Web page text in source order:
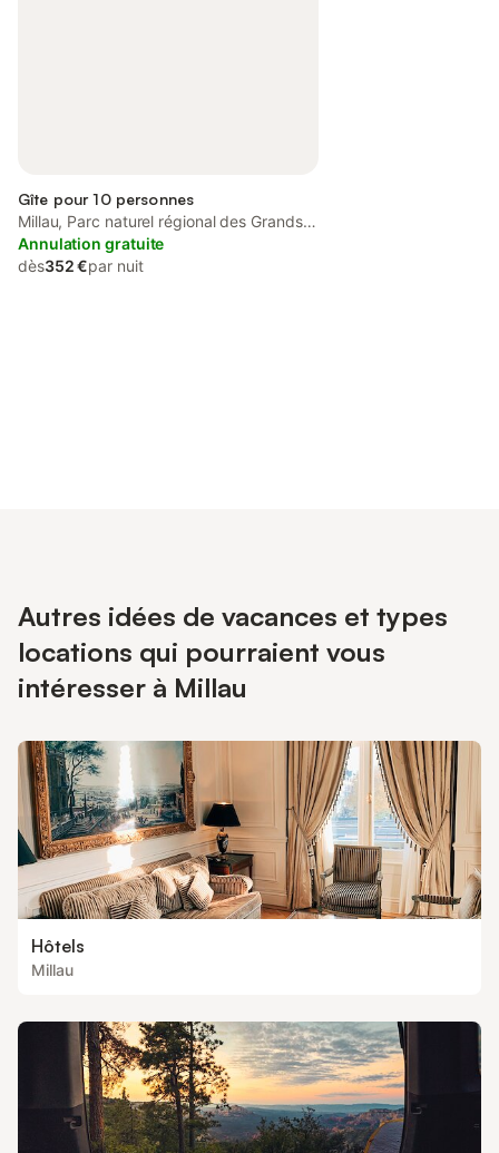
Gîte pour 10 personnes
Millau, Parc naturel régional des Grands
Causses
Annulation gratuite
dès352 €par nuit
Autres idées de vacances et types
locations qui pourraient vous
intéresser à Millau
Hôtels
Millau